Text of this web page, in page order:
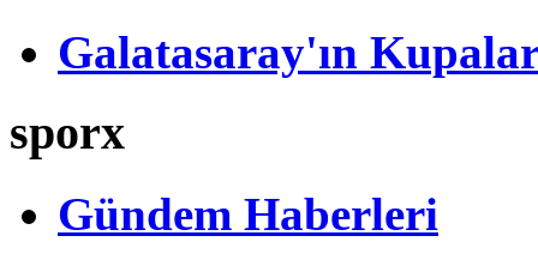
Galatasaray'ın
sporx
Gündem Haberleri